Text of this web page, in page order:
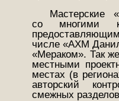
Мастерские
со многими
числе «АХМ
«Мераком». Так
местными
местах (в
авторский
смежных